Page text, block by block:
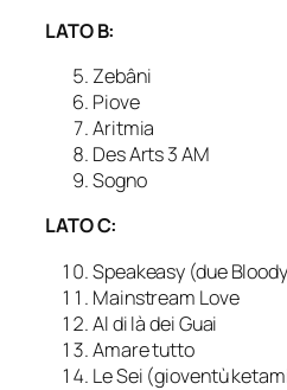
LATO B:
Zebâni
Piove
Aritmia
Des Arts 3 AM
Sogno
LATO C:
Speakeasy (due
Mainstream Love
Al di là dei Guai
Amare tutto
Le Sei (gioventù